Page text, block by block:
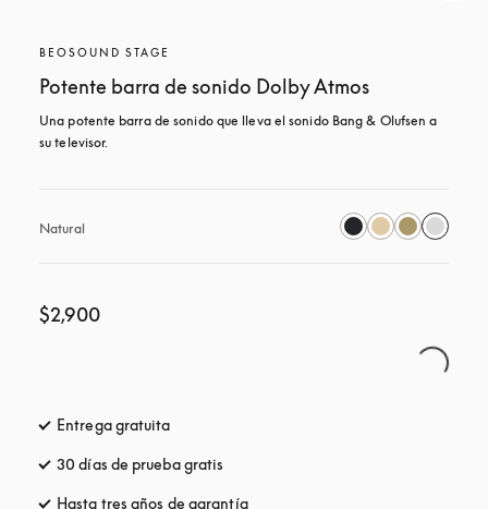
BEOSOUND STAGE
Potente barra de sonido Dolby Atmos
Una potente barra de sonido que lleva el sonido Bang & Olufsen a
su televisor.
Natural
$2,900
Entrega gratuita
30 días de prueba gratis
Hasta tres años de garantíaapertura en una pestaña nueva